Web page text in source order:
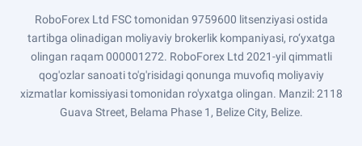
RoboForex Ltd FSC tomonidan 9759600 litsenziyasi ostida
tartibga olinadigan moliyaviy brokerlik kompaniyasi, ro‘yxatga
olingan raqam 000001272. RoboForex Ltd 2021-yil qimmatli
qog'ozlar sanoati to'g'risidagi qonunga muvofiq moliyaviy
xizmatlar komissiyasi tomonidan ro'yxatga olingan. Manzil: 2118
Guava Street, Belama Phase 1, Belize City, Belize.